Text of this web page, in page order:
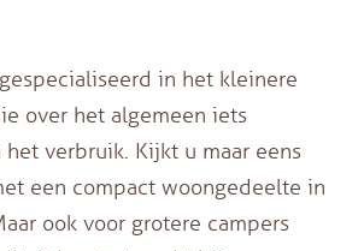
in het kleinere
over het algemeen iets
verbruik. Kijkt u maar eens
een compact woongedeelte in
ook voor grotere campers